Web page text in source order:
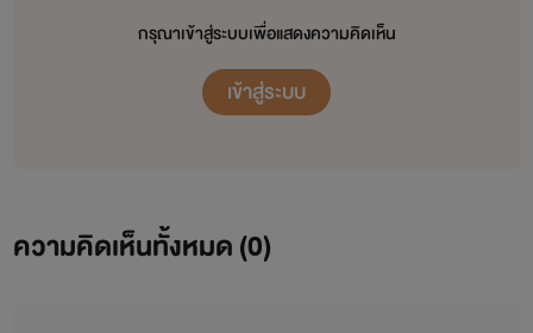
"กล้าดียังไงมาทำกับน้องกูเเบบนี้ห้ะ"จินบีบหน้าลูกตาลอย่
ไปรท์เป็นเพื่อนรักของฉัน"ลูกตาลจ้องหน้าจินด้วยความไม่ยอม
กรุณาเข้าสู่ระบบเพื่อแสดงความคิดเห็น
เข้าสู่ระบบ
ความคิดเห็นทั้งหมด (0)